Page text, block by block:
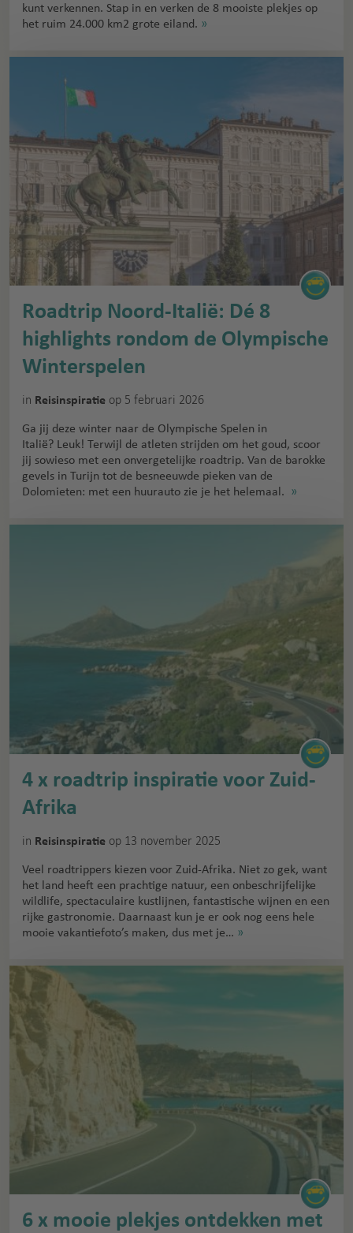
kunt verkennen. Stap in en verken de 8 mooiste plekjes op
het ruim 24.000 km2 grote eiland. »
Roadtrip Noord-Italië: Dé 8
highlights rondom de Olympische
Winterspelen
in Reisinspiratie op 5 februari 2026
Ga jij deze winter naar de Olympische Spelen in
Italië? Leuk! Terwijl de atleten strijden om het goud, scoor
jij sowieso met een onvergetelijke roadtrip. Van de barokke
gevels in Turijn tot de besneeuwde pieken van de
Dolomieten: met een huurauto zie je het helemaal. »
4 x roadtrip inspiratie voor Zuid-
Afrika
in Reisinspiratie op 13 november 2025
Veel roadtrippers kiezen voor Zuid-Afrika. Niet zo gek, want
het land heeft een prachtige natuur, een onbeschrijfelijke
wildlife, spectaculaire kustlijnen, fantastische wijnen en een
rijke gastronomie. Daarnaast kun je er ook nog eens hele
mooie vakantiefoto’s maken, dus met je… »
6 x mooie plekjes ontdekken met